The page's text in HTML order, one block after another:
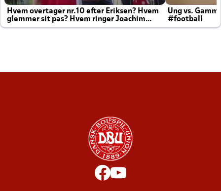
Hvem overtager nr.10 efter Eriksen? Hvem
glemmer sit pas? Hvem ringer Joachim
altid til efter kampe?
Ung vs.
#football